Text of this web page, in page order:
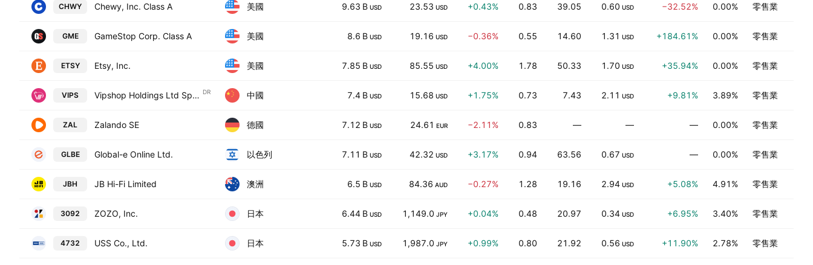
CHWY Chewy, Inc. Class A 美國 9.63 B USD 23.53 USD +0.43% 0.83 39.05 0.60 USD −32.52% 0.00% 零售業
GME GameStop Corp. Class A 美國 8.6 B USD 19.16 USD −0.36% 0.55 14.60 1.31 USD +184.61% 0.00% 零售業
ETSY Etsy, Inc. 美國 7.85 B USD 85.55 USD +4.00% 1.78 50.33 1.70 USD +35.94% 0.00% 零售業
VIPS Vipshop Holdings Ltd Sponsored ADR DR 中國 7.4 B USD 15.68 USD +1.75% 0.73 7.43 2.11 USD +9.81% 3.89% 零售業
ZAL Zalando SE 德國 7.12 B USD 24.61 EUR −2.11% 0.83 — — — 0.00% 零售業
GLBE Global-e Online Ltd. 以色列 7.11 B USD 42.32 USD +3.17% 0.94 63.56 0.67 USD — 0.00% 零售業
JBH JB Hi-Fi Limited 澳洲 6.5 B USD 84.36 AUD −0.27% 1.28 19.16 2.94 USD +5.08% 4.91% 零售業
3092 ZOZO, Inc. 日本 6.44 B USD 1,149.0 JPY +0.04% 0.48 20.97 0.34 USD +6.95% 3.40% 零售業
4732 USS Co., Ltd. 日本 5.73 B USD 1,987.0 JPY +0.99% 0.80 21.92 0.56 USD +11.90% 2.78% 零售業